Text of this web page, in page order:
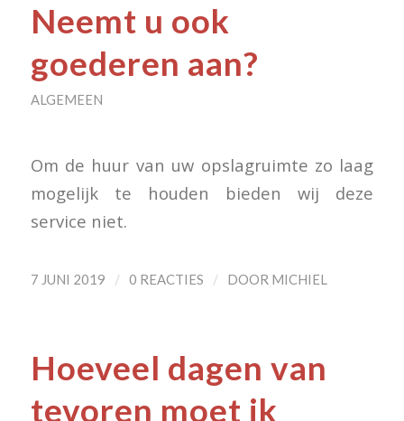
Neemt u ook
goederen aan?
ALGEMEEN
Om de huur van uw opslagruimte zo laag
mogelijk te houden bieden wij deze
service niet.
7 JUNI 2019 / 0 REACTIES / DOOR MICHIEL
Hoeveel dagen van
tevoren moet ik